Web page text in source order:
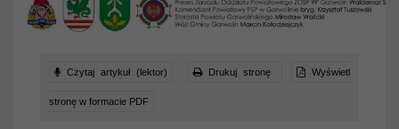
Czytaj artykuł (lektor) Drukuj stronę Wyświetl
stronę w formacie PDF